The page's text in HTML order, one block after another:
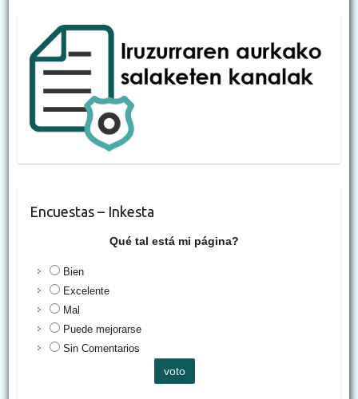
Encuestas – Inkesta
Qué tal está mi página?
Bien
Excelente
Mal
Puede mejorarse
Sin Comentarios